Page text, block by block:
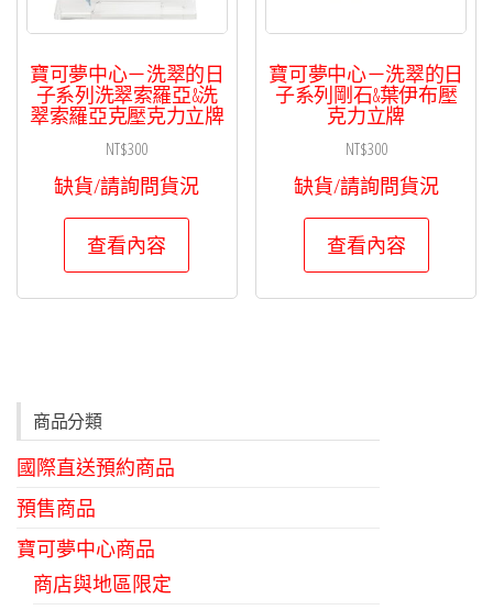
寶可夢中心－洗翠的日
子系列洗翠索羅亞&洗
翠索羅亞克壓克力立牌
NT$300
缺貨/請詢問貨況
查看內容
寶可夢中心－洗翠的日
子系列剛石&葉伊布壓
克力立牌
NT$300
缺貨/請詢問貨況
查看內容
商品分類
國際直送預約商品
預售商品
寶可夢中心商品
商店與地區限定